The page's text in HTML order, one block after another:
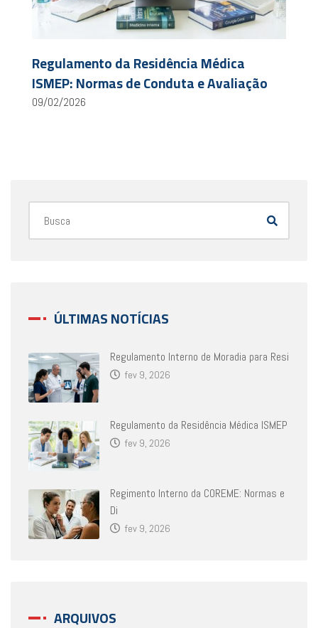
Regulamento da Residência Médica
ISMEP: Normas de Conduta e Avaliação
09/02/2026
ÚLTIMAS NOTÍCIAS
Regulamento Interno de Moradia para Resi
fev 9, 2026
Regulamento da Residência Médica ISMEP
fev 9, 2026
Regimento Interno da COREME: Normas e
Di
fev 9, 2026
ARQUIVOS